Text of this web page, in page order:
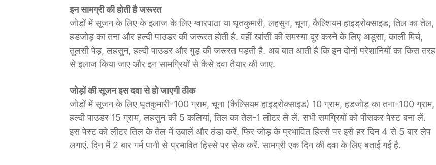
इन सामग्री की होती है जरूरत
जोड़ों में सूजन के लिए के इलाज के लिए ग्वारपाठा या धृतकुमारी, लहसुन, चूना, कैल्शियम हाइड्रोक्साइड, तिल का तेल,
हडजोड़ का तना और हल्दी पाउडर की जरूरत होती है. वहीं खांसी की समस्या दूर करने के लिए अडूसा, काली मिर्च,
तुलसी पेड़, लहसुन, हल्दी पाउडर और गुड़ की जरूरत पड़ती है. अब बात आती है कि इन दोनों परेशानियों का किस तरह
से इलाज किया जाए और इन सामग्रियों से कैसे दवा तैयार की जाए.
जोड़ों की सूजन इस दवा से हो जाएगी ठीक
जोड़ों में सूजन के लिए घृतकुमारी-100 ग्राम, चूना (कैल्सियम हाइड्रोक्साइड) 10 ग्राम, हडजोड़ का तना-100 ग्राम,
हल्दी पाउडर 15 ग्राम, लहसुन की 5 कलियां, तिल का तेल-1 लीटर ले लें. सभी समग्रियों को पीसकर पेस्ट बना लें.
इस पेस्ट को लीटर तिल के तेल में उबालें और ठंडा करें. फिर जोड़ के प्रभावित हिस्से पर इसे हर दिन 4 से 5 बार लेप
लगाएं. दिन में 2 बार गर्म पानी से प्रभावित हिस्से पर सेक करें. सामग्री एक दिन की दवा के लिए बताई गई है.